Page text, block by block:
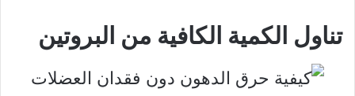
تناول الكمية الكافية من البروتين